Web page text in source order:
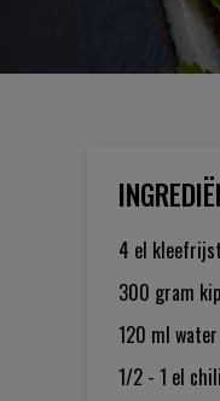
4 el kleefrijst
300 gram
120 ml water
1/2 - 1 el